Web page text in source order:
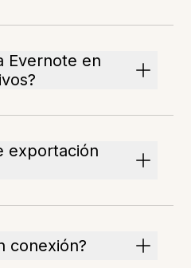
Evernote en
exportación
conexión?